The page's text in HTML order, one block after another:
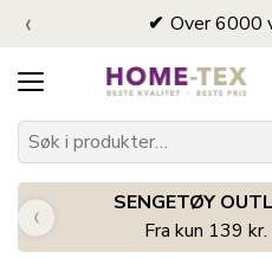
Over 6000
‹
SENGETØY
Fra kun 139 kr.
‹